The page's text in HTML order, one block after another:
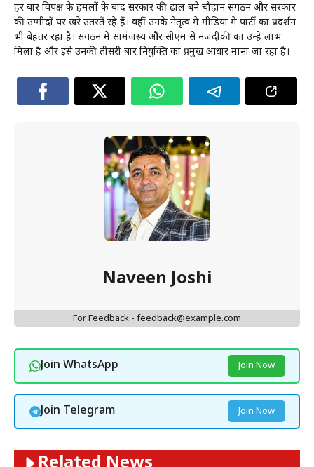
हर बार विपक्ष के हमलों के बाद सरकार की ढाल बने चौहान संगठन और सरकार
की उम्मीदों पर खरे उतरतें रहे हैं। वहीं उनके नेतृत्व मे मीडिया मे पार्टी का प्रदर्शन
भी बेहतर रहा है। संगठन मे सामंजस्य और सीएम से नजदीकी का उन्हे लाभ
मिला है और इसे उनकी तीसरी बार नियुक्ति का प्रमुख आधार माना जा रहा है।
Naveen Joshi
For Feedback - feedback@example.com
Join WhatsApp Join Now
Join Telegram Join Now